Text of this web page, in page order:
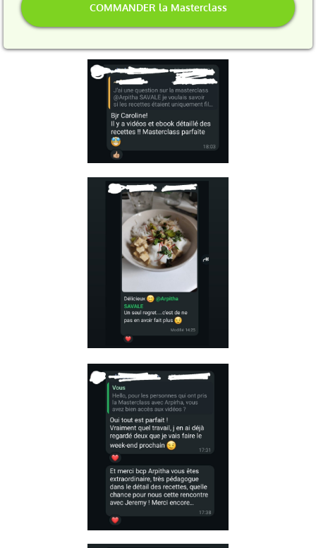
COMMANDER la Masterclass